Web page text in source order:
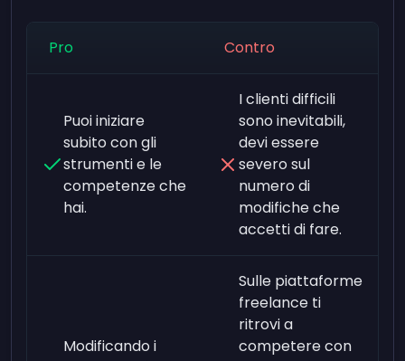
Pro Contro
Puoi iniziare
subito con gli
strumenti e le
competenze che
hai.
I clienti difficili
sono inevitabili,
devi essere
severo sul
numero di
modifiche che
accetti di fare.
Modificando i
Sulle piattaforme
freelance ti
ritrovi a
competere con